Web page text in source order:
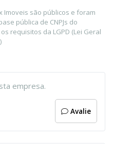
Imoveis são públicos e foram
pública de CNPJs do
requisitos da LGPD (Lei Geral
empresa.
Avalie